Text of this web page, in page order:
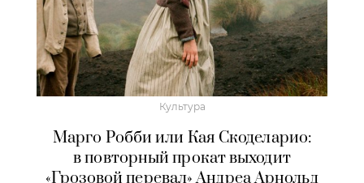
Культура
Марго Робби или Кая Скоделарио:
в повторный прокат выходит
«Грозовой перевал» Андреа Арнольд